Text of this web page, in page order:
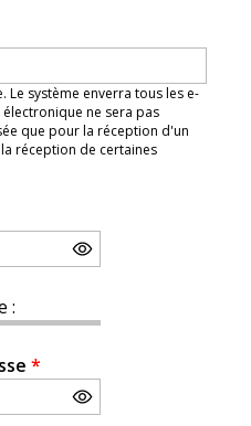
Le système enverra tous les e-
ne sera pas
que pour la réception d'un
réception de certaines
:
*